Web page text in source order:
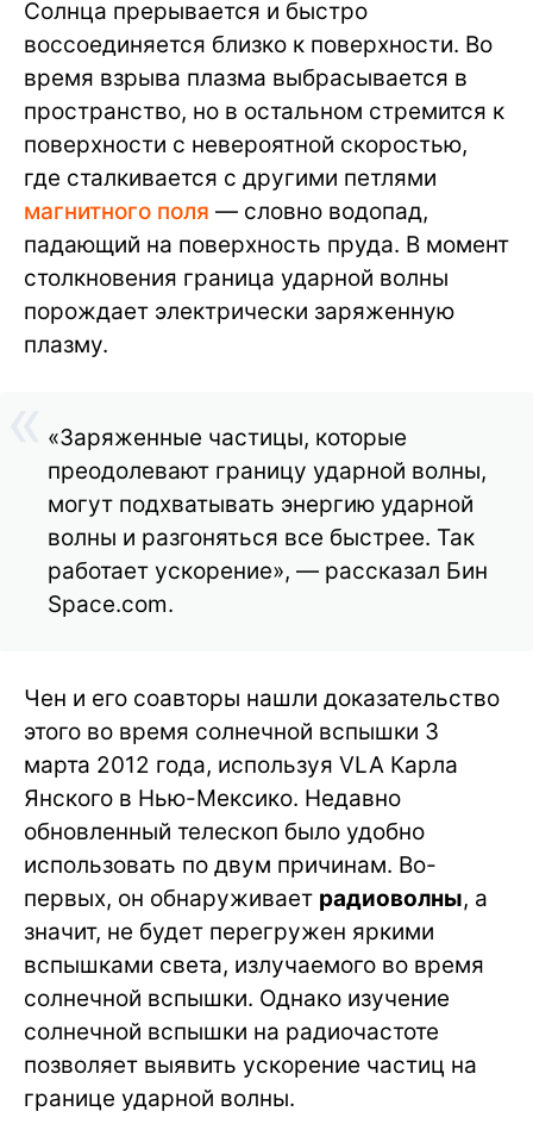
Солнца прерывается и быстро
воссоединяется близко к поверхности. Во
время взрыва плазма выбрасывается в
пространство, но в остальном стремится к
поверхности с невероятной скоростью,
где сталкивается с другими петлями
магнитного поля — словно водопад,
падающий на поверхность пруда. В момент
столкновения граница ударной волны
порождает электрически заряженную
плазму.
«Заряженные частицы, которые
преодолевают границу ударной волны,
могут подхватывать энергию ударной
волны и разгоняться все быстрее. Так
работает ускорение», — рассказал Бин
Space.com.
Чен и его соавторы нашли доказательство
этого во время солнечной вспышки 3
марта 2012 года, используя VLA Карла
Янского в Нью-Мексико. Недавно
обновленный телескоп было удобно
использовать по двум причинам. Во-
первых, он обнаруживает радиоволны, а
значит, не будет перегружен яркими
вспышками света, излучаемого во время
солнечной вспышки. Однако изучение
солнечной вспышки на радиочастоте
позволяет выявить ускорение частиц на
границе ударной волны.